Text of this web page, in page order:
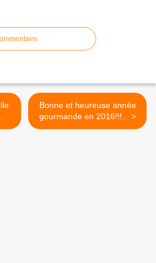
Bonne et heureuse année
gourmande en 2016!!!... >